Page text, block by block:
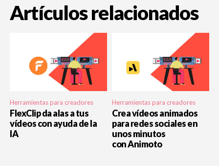
Artículos relacionados
Herramientas para creadores
FlexClip da alas a tus
vídeos con ayuda de la
IA
Herramientas para creadores
Crea vídeos animados
para redes sociales en
unos minutos
con Animoto